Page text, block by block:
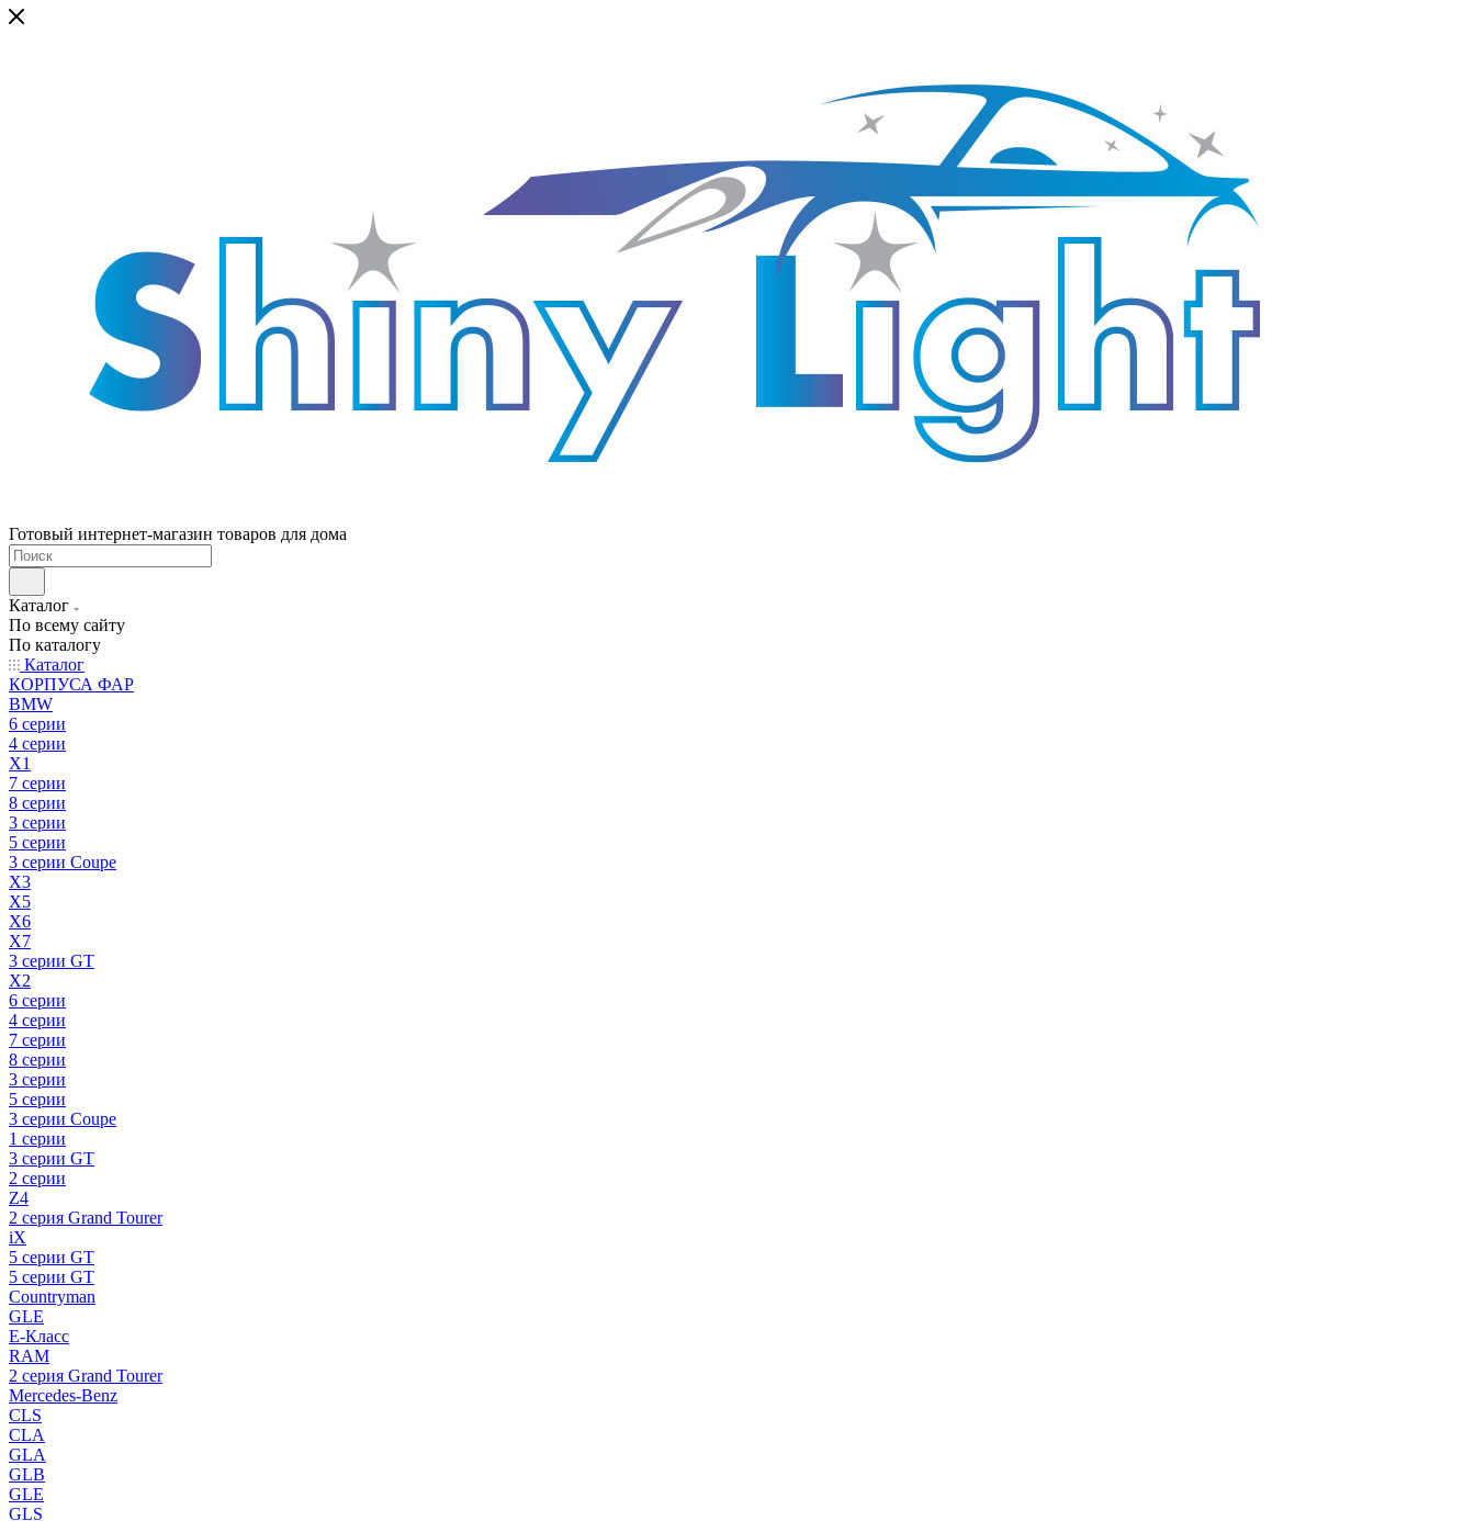
Готовый интернет-магазин товаров для дома
Каталог
По всему сайту
По каталогу
Каталог
КОРПУСА ФАР
BMW
6 серии
4 серии
X1
7 серии
8 серии
3 серии
5 серии
3 серии Coupe
X3
X5
X6
X7
3 серии GT
X2
6 серии
4 серии
7 серии
8 серии
3 серии
5 серии
3 серии Coupe
1 серии
3 серии GT
2 серии
Z4
2 серия Grand Tourer
iX
5 серии GT
5 серии GT
Countryman
GLE
E-Класс
RAM
2 серия Grand Tourer
Mercedes-Benz
CLS
CLA
GLA
GLB
GLE
GLS